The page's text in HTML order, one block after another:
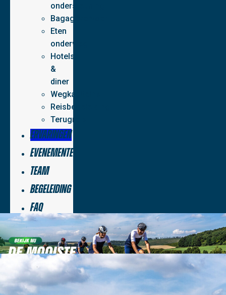
ondersteuning
Bagagevervoer
Eten
onderweg
Hotels
&
diner
Wegkapiteins
Reisbegeleiding
Terugreis
Ervaringen
Evenementen
Team
Begeleiding
FAQ
Ervaringen